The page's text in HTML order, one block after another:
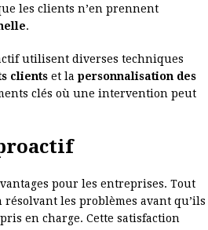
les clients n’en prennent
.
utilisent diverses techniques
clients et la personnalisation des
clés où une intervention peut
pour les entreprises. Tout
résolvant les problèmes avant qu’ils
en charge. Cette satisfaction